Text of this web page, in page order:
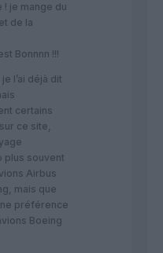
! je mange du
de la
Bonnnn !!!
l’ai déjà dit
certains
ce site,
plus souvent
Airbus
mais que
préférence
Boeing